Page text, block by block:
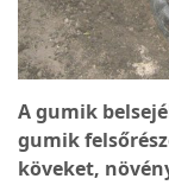
A gumik
gumik
köveket,